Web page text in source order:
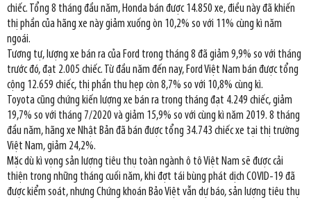
chiếc. Tổng 8 tháng đầu năm, Honda bán được 14.850 xe, điều này đã khiến
thị phần của hãng xe này giảm xuống òn 10,2% so với 11% cùng kì năm
ngoái.
Tương tự, lượng xe bán ra của Ford trong tháng 8 đã giảm 9,9% so với tháng
trước đó, đạt 2.005 chiếc. Từ đầu năm đến nay, Ford Việt Nam bán được tổng
cộng 12.659 chiếc, thị phần thu hẹp còn 8,7% so với 10,8% cùng kì.
Toyota cũng chứng kiến lượng xe bán ra trong tháng đạt 4.249 chiếc, giảm
19,7% so với tháng 7/2020 và giảm 15,9% so với cùng kì năm 2019. 8 tháng
đầu năm, hãng xe Nhật Bản đã bán được tổng 34.743 chiếc xe tại thị trường
Việt Nam, giảm 24,2%.
Mặc dù kì vọng sản lượng tiêu thụ toàn ngành ô tô Việt Nam sẽ được cải
thiện trong những tháng cuối năm, khi đợt tái bùng phát dịch COVID-19 đã
được kiểm soát, nhưng Chứng khoán Bảo Việt vẫn dự báo, sản lượng tiêu thụ